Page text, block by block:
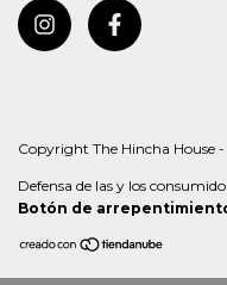
Copyright The Hincha House -
Defensa de las y los
Botón de